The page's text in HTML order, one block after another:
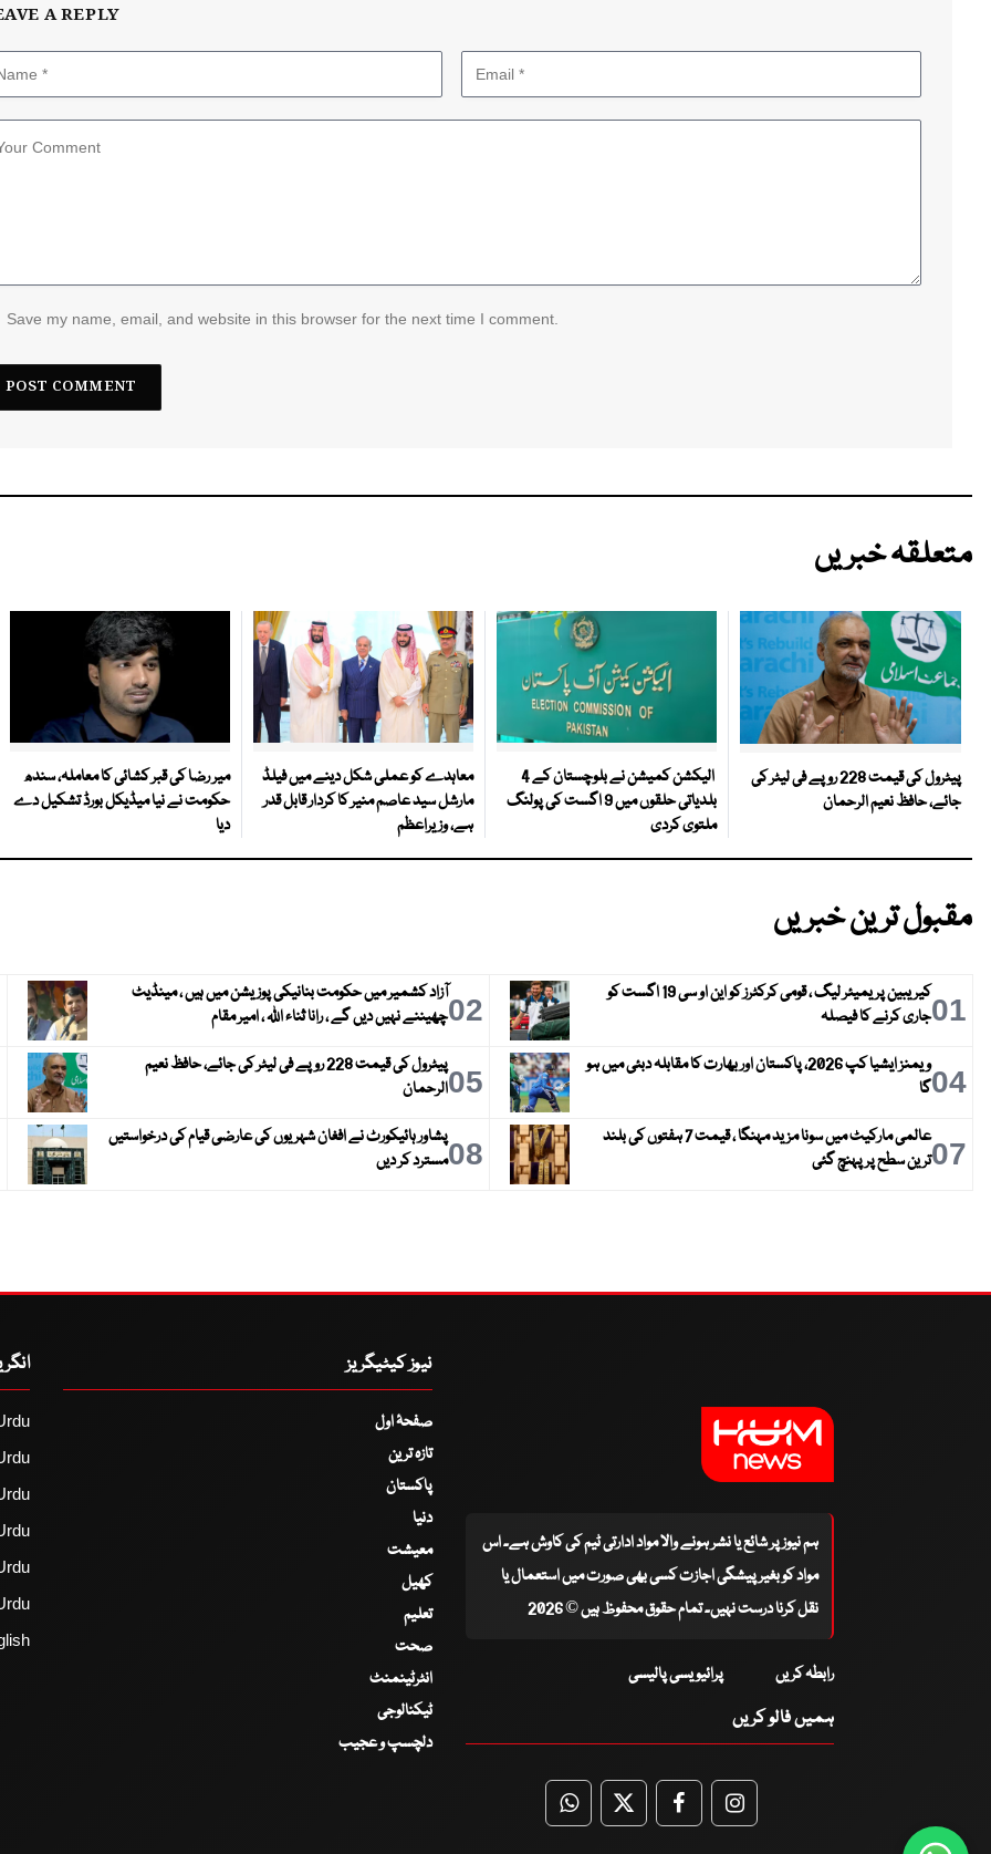
A REPLY
Save my name, email, and website in this browser for the next time I comment.
متعلقہ خبریں
پیٹرول کی قیمت 228 روپے فی لیٹر کی
جائے، حافظ نعیم الرحمان
الیکشن کمیشن نے بلوچستان کے 4
بلدیاتی حلقوں میں 9 اگست کی پولنگ
ملتوی کردی
معاہدے کو عملی شکل دینے میں فیلڈ
مارشل سید عاصم منیر کا کردار قابل قدر
ہے، وزیراعظم
میر رضا کی قبر کشائی کا معاملہ، سندھ
حکومت نے نیا میڈیکل بورڈ تشکیل دے
دیا
مقبول ترین خبریں
01
کیریبین پریمیئر لیگ ، قومی کرکٹرز کو این او سی 19 اگست کو
جاری کرنے کا فیصلہ
02آزاد کشمیر میں حکومت بنانیکی پوزیشن میں ہیں ، مینڈیٹ
چھیننے نہیں دیں گے ، رانا ثناء اللہ ، امیر مقام
04
ویمنز ایشیا کپ 2026، پاکستان اور بھارت کا مقابلہ دبئی میں ہو
گا
05
پیٹرول کی قیمت 228 روپے فی لیٹر کی جائے، حافظ نعیم
الرحمان
07
عالمی مارکیٹ میں سونا مزید مہنگا ، قیمت 7 ہفتوں کی بلند
ترین سطح پر پہنچ گئی
08پشاور ہائیکورٹ نے افغان شہریوں کی عارضی قیام کی درخواستیں
مسترد کر دیں
ہم نیوز پر شائع یا نشر ہونے والا مواد ادارتی ٹیم کی کاوش ہے۔ اس
مواد کو بغیر پیشگی اجازت کسی بھی صورت میں استعمال یا
نقل کرنا درست نہیں۔ تمام حقوق محفوظ ہیں © 2026
رابطہ کریں پرائیویسی پالیسی
ہمیں فالو کریں
WhatsApp
TwitterFacebookFacebook
نیوز کیٹیگریز
صفحۂ اول
تازہ ترین
پاکستان
دنیا
معیشت
کھیل
تعلیم
صحت
انٹرٹینمنٹ
ٹیکنالوجی
دلچسپ و عجیب